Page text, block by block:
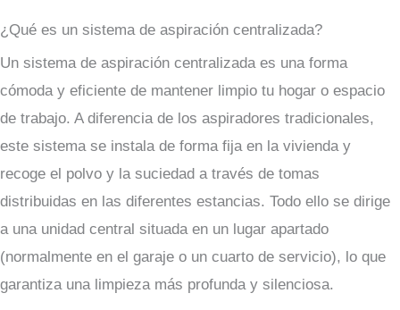
¿Qué es un sistema de aspiración centralizada?
Un sistema de aspiración centralizada es una forma
cómoda y eficiente de mantener limpio tu hogar o espacio
de trabajo. A diferencia de los aspiradores tradicionales,
este sistema se instala de forma fija en la vivienda y
recoge el polvo y la suciedad a través de tomas
distribuidas en las diferentes estancias. Todo ello se dirige
a una unidad central situada en un lugar apartado
(normalmente en el garaje o un cuarto de servicio), lo que
garantiza una limpieza más profunda y silenciosa.